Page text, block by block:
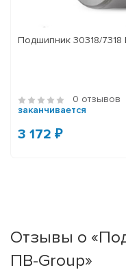
Подшипник 30318/7318
0 отзывов
заканчивается
3 172 ₽
Отзывы о
ПВ-Group»